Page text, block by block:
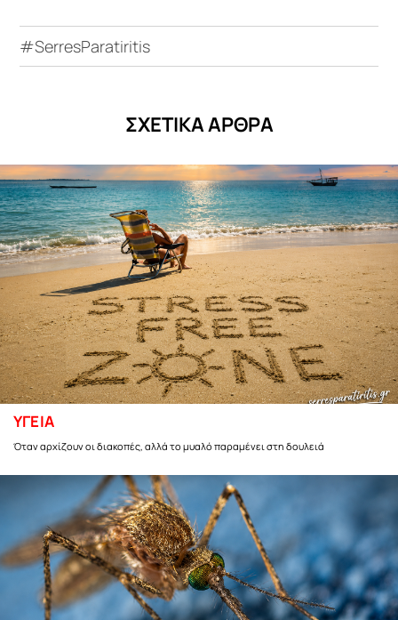
#SerresParatiritis
ΣΧΕΤΙΚΑ ΑΡΘΡΑ
ΥΓΕΙΑ
Όταν αρχίζουν οι διακοπές, αλλά το μυαλό παραμένει στη δουλειά